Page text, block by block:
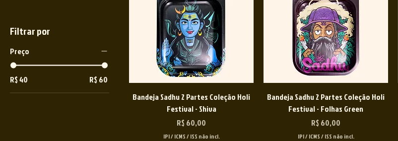
Filtrar por
Preço
R$ 40 R$ 60
Bandeja Sadhu 2 Partes Coleção Holi
Festival - Shiva
Preço
R$ 60,00
IPI / ICMS / ISS não incl.
Bandeja Sadhu 2 Partes Coleção Holi
Festival - Folhas Green
Preço
R$ 60,00
IPI / ICMS / ISS não incl.